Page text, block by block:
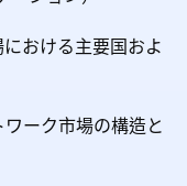
おける主要国およ
ーク市場の構造と